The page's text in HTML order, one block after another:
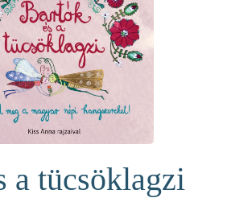
a tücsöklagzi